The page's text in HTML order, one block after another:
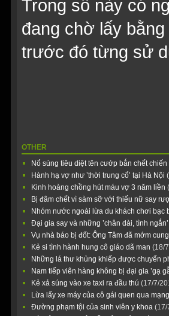
Trong số này có
đang chờ lấy
trước đó từng sử
OTHER
Nổ súng tiêu diệt tên cướp bắn chết
Hành hạ vợ như ’thời trung cổ’ tại Hà Nội
Kinh hoàng chồng hút máu vợ 3 năm liền
Bị đâm chết vì sàm sỡ với thiếu nữ say
Nhóm nước ngoài lừa du khách chơi bạc
Đại gia say và những ’chân dài, tình
Vụ nhà báo bị đốt: Ông Tâm đã mớm
Kẻ si tình hành hung cô giáo dã man (18/
Những lá thư khủng khiếp được chuyển
Nam tiếp viên hàng không bị đại gia ’gạ
Kẻ xả súng vào xe taxi ra đầu thú (17/7/
Lừa lấy xe máy của cô gái quen qua
Đường phạm tội của sinh viên y khoa (17/